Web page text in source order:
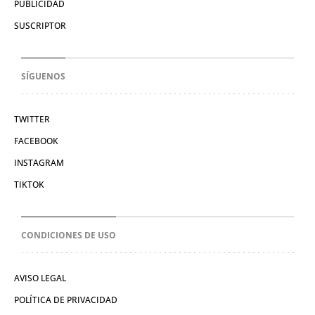
PUBLICIDAD
SUSCRIPTOR
SÍGUENOS
TWITTER
FACEBOOK
INSTAGRAM
TIKTOK
CONDICIONES DE USO
AVISO LEGAL
POLÍTICA DE PRIVACIDAD